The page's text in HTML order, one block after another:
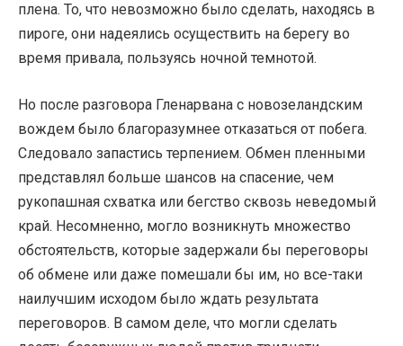
плена. То, что невозможно было сделать, находясь в
пироге, они надеялись осуществить на берегу во
время привала, пользуясь ночной темнотой.
Но после разговора Гленарвана с новозеландским
вождем было благоразумнее отказаться от побега.
Следовало запастись терпением. Обмен пленными
представлял больше шансов на спасение, чем
рукопашная схватка или бегство сквозь неведомый
край. Несомненно, могло возникнуть множество
обстоятельств, которые задержали бы переговоры
об обмене или даже помешали бы им, но все-таки
наилучшим исходом было ждать результата
переговоров. В самом деле, что могли сделать